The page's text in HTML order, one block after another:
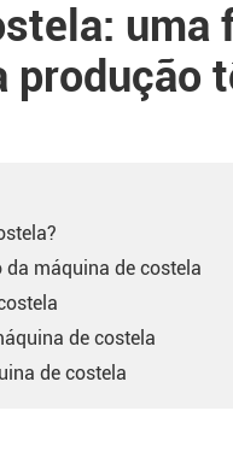
uma
máquina de costela
de costela
de costela